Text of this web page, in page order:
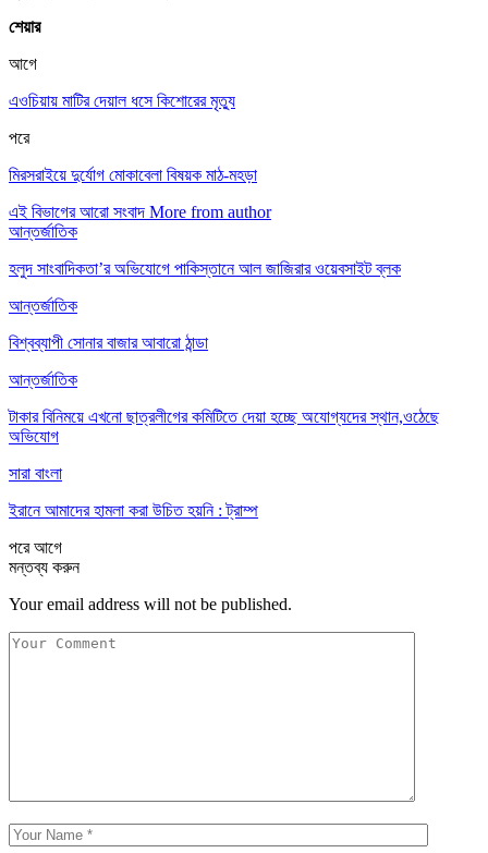
শেয়ার
আগে
এওচিয়ায় মাটির দেয়াল ধসে কিশোরের মৃত্যু
পরে
মিরসরাইয়ে দুর্যোগ মোকাবেলা বিষয়ক মাঠ-মহড়া
এই বিভাগের আরো সংবাদ More from author
আন্তর্জাতিক
হলুদ সাংবাদিকতা’র অভিযোগে পাকিস্তানে আল জাজিরার ওয়েবসাইট ব্লক
আন্তর্জাতিক
বিশ্বব্যাপী সোনার বাজার আবারো ঠান্ডা
আন্তর্জাতিক
টাকার বিনিময়ে এখনো ছাত্রলীগের কমিটিতে দেয়া হচ্ছে অযোগ্যদের স্থান,ওঠেছে
অভিযোগ
সারা বাংলা
ইরানে আমাদের হামলা করা উচিত হয়নি : ট্রাম্প
পরেআগে
মন্তব্য করুন
Your email address will not be published.